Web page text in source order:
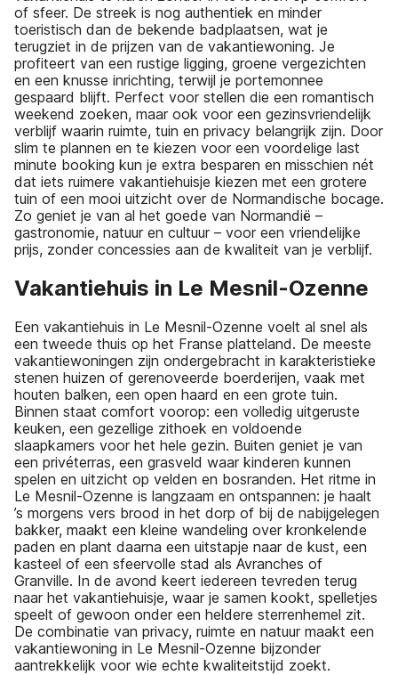
of sfeer. De streek is nog authentiek en minder
toeristisch dan de bekende badplaatsen, wat je
terugziet in de prijzen van de vakantiewoning. Je
profiteert van een rustige ligging, groene vergezichten
en een knusse inrichting, terwijl je portemonnee
gespaard blijft. Perfect voor stellen die een romantisch
weekend zoeken, maar ook voor een gezinsvriendelijk
verblijf waarin ruimte, tuin en privacy belangrijk zijn. Door
slim te plannen en te kiezen voor een voordelige last
minute booking kun je extra besparen en misschien nét
dat iets ruimere vakantiehuisje kiezen met een grotere
tuin of een mooi uitzicht over de Normandische bocage.
Zo geniet je van al het goede van Normandië –
gastronomie, natuur en cultuur – voor een vriendelijke
prijs, zonder concessies aan de kwaliteit van je verblijf.
Vakantiehuis in Le Mesnil-Ozenne
Een vakantiehuis in Le Mesnil-Ozenne voelt al snel als
een tweede thuis op het Franse platteland. De meeste
vakantiewoningen zijn ondergebracht in karakteristieke
stenen huizen of gerenoveerde boerderijen, vaak met
houten balken, een open haard en een grote tuin.
Binnen staat comfort voorop: een volledig uitgeruste
keuken, een gezellige zithoek en voldoende
slaapkamers voor het hele gezin. Buiten geniet je van
een privéterras, een grasveld waar kinderen kunnen
spelen en uitzicht op velden en bosranden. Het ritme in
Le Mesnil-Ozenne is langzaam en ontspannen: je haalt
’s morgens vers brood in het dorp of bij de nabijgelegen
bakker, maakt een kleine wandeling over kronkelende
paden en plant daarna een uitstapje naar de kust, een
kasteel of een sfeervolle stad als Avranches of
Granville. In de avond keert iedereen tevreden terug
naar het vakantiehuisje, waar je samen kookt, spelletjes
speelt of gewoon onder een heldere sterrenhemel zit.
De combinatie van privacy, ruimte en natuur maakt een
vakantiewoning in Le Mesnil-Ozenne bijzonder
aantrekkelijk voor wie echte kwaliteitstijd zoekt.